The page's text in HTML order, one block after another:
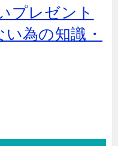
プレゼント
為の知識・